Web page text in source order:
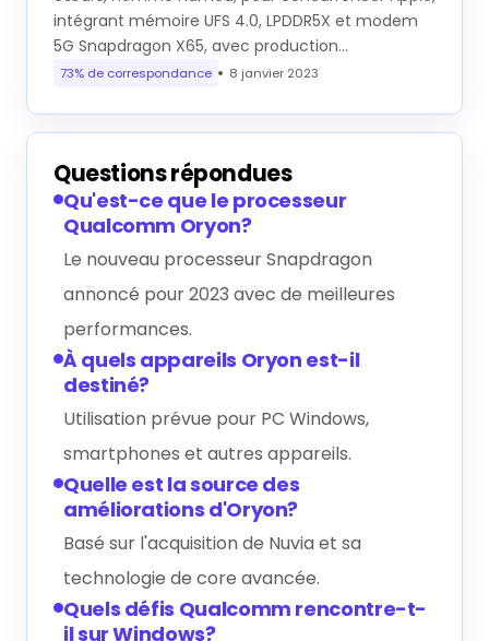
cœurs, nommé Hamoa, pour concurrencer Apple,
intégrant mémoire UFS 4.0, LPDDR5X et modem
5G Snapdragon X65, avec production…
Questions répondues
Qu'est-ce que le processeur
Qualcomm Oryon?
Le nouveau processeur Snapdragon
annoncé pour 2023 avec de meilleures
performances.
À quels appareils Oryon est-il
Utilisation prévue pour PC Windows,
smartphones et autres appareils.
Quelle est la source des
améliorations d'Oryon?
Basé sur l'acquisition de Nuvia et sa
technologie de core avancée.
Quels défis Qualcomm rencontre-t-